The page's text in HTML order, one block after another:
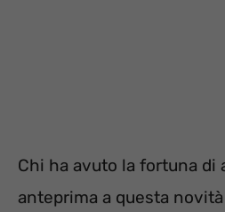
Chi ha avuto la fortuna di
anteprima a questa